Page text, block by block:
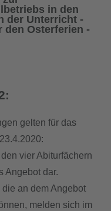
in den
der Unterricht -
den Osterferien -
gelten für das
vier Abiturfächern
Angebot dar.
an dem Angebot
melden sich im